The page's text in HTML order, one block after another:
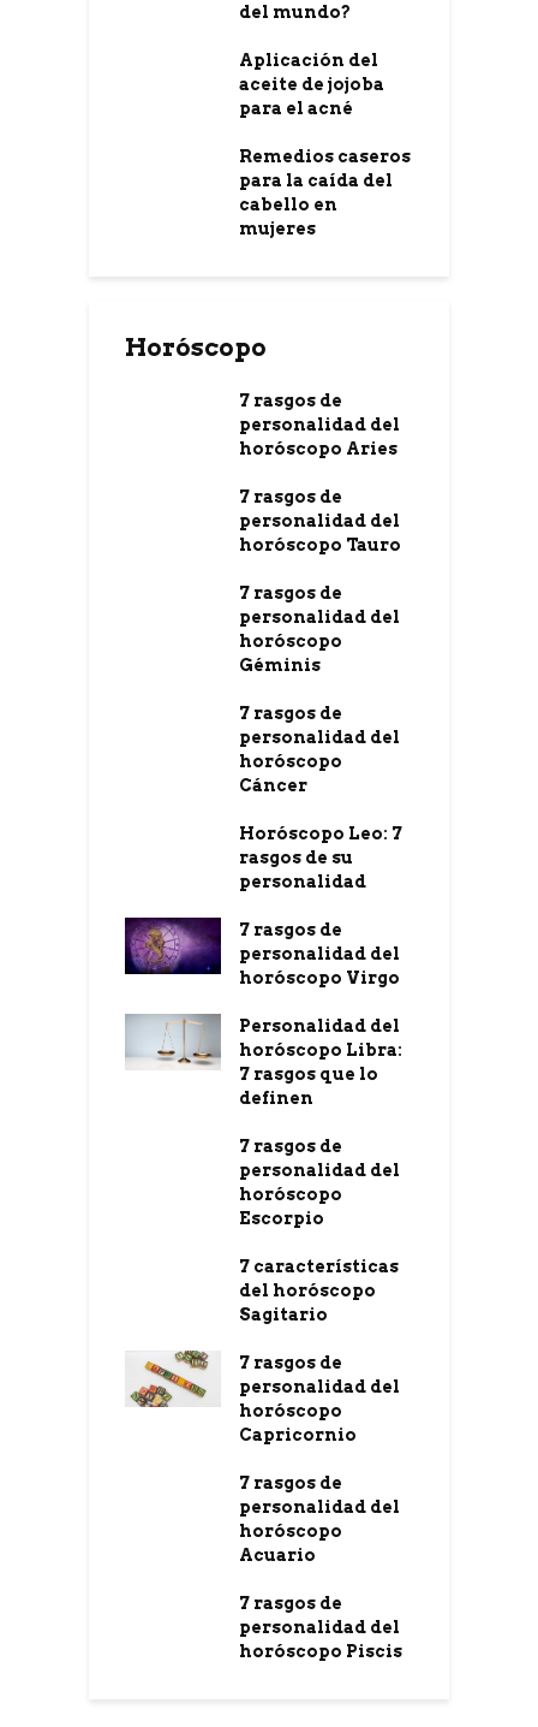
del mundo?
Aplicación del
aceite de jojoba
para el acné
Remedios caseros
para la caída del
cabello en
mujeres
Horóscopo
7 rasgos de
personalidad del
horóscopo Aries
7 rasgos de
personalidad del
horóscopo Tauro
7 rasgos de
personalidad del
horóscopo
Géminis
7 rasgos de
personalidad del
horóscopo
Cáncer
Horóscopo Leo: 7
rasgos de su
personalidad
7 rasgos de
personalidad del
horóscopo Virgo
Personalidad del
horóscopo Libra:
7 rasgos que lo
definen
7 rasgos de
personalidad del
horóscopo
Escorpio
7 características
del horóscopo
Sagitario
7 rasgos de
personalidad del
horóscopo
Capricornio
7 rasgos de
personalidad del
horóscopo
Acuario
7 rasgos de
personalidad del
horóscopo Piscis